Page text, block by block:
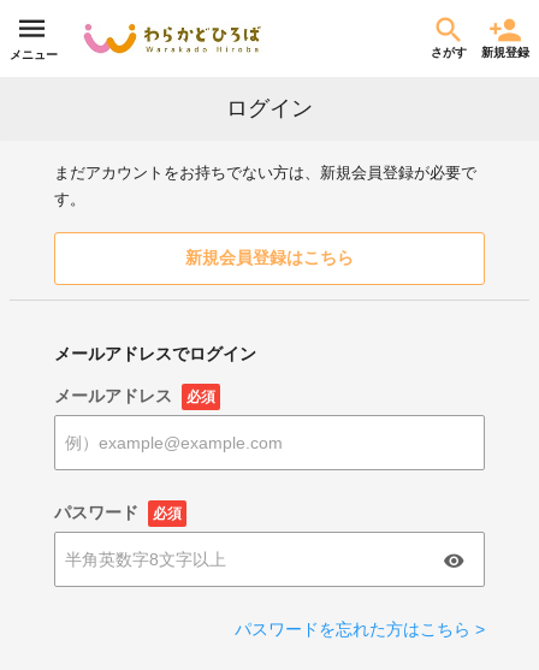
メニュー さがす 新規登録
ログイン
まだアカウントをお持ちでない方は、新規会員登録が必要で
す。
新規会員登録はこちら
メールアドレスでログイン
メールアドレス 必須
パスワード 必須
パスワードを忘れた方はこちら >